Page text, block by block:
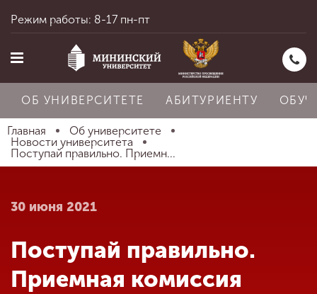
Главная
Абитуриенту
Режим работы: 8-17 пн-пт
ОБ УНИВЕРСИТЕТЕ АБИТУРИЕНТУ
Главная
Об университете
Новости университета
Поступай правильно. Приемн...
30 июня 2021
Поступай правильно.
Приемная комиссия